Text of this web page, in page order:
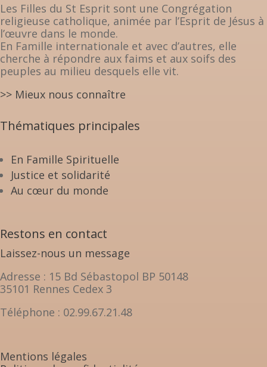
Les Filles du St Esprit sont une Congrégation
religieuse catholique, animée par l’Esprit de Jésus à
l’œuvre dans le monde.
En Famille internationale et avec d’autres, elle
cherche à répondre aux faims et aux soifs des
peuples au milieu desquels elle vit.
>> Mieux nous connaître
Thématiques principales
En Famille Spirituelle
Justice et solidarité
Au cœur du monde
Restons en contact
Laissez-nous un message
Adresse : 15 Bd Sébastopol BP 50148
35101 Rennes Cedex 3
Téléphone : 02.99.67.21.48
Mentions légales